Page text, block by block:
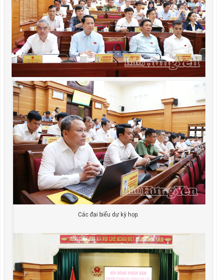
Các đại biểu dự kỳ họp.